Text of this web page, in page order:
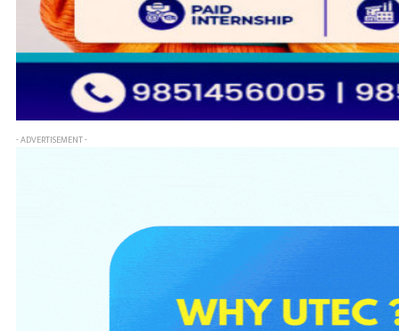
- ADVERTISEMENT -